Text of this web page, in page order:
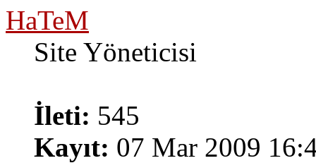
HaTeM
Site Yöneticisi
İleti: 545
Kayıt: 07 Mar 2009